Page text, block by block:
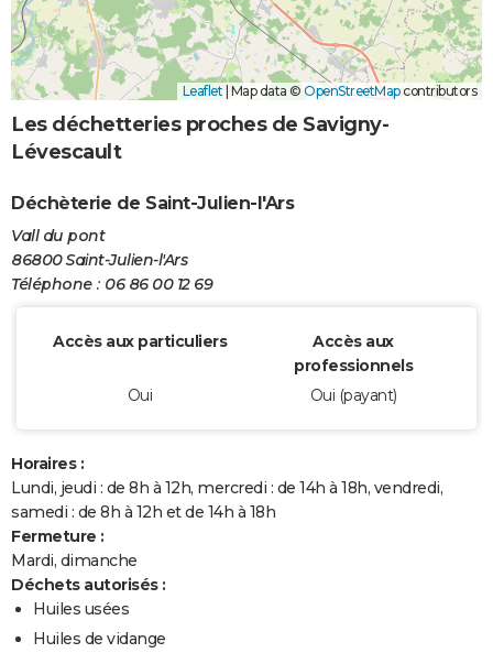
Leaflet Map data © OpenStreetMapcontributors
Les déchetteries proches de Savigny-
Lévescault
Déchèterie de Saint-Julien-l'Ars
Vall du pont
86800 Saint-Julien-l'Ars
Téléphone : 06 86 00 12 69
Accès aux particuliers
Accès aux
professionnels
Oui
Oui (payant)
Horaires :
Lundi, jeudi : de 8h à 12h, mercredi : de 14h à 18h, vendredi,
samedi : de 8h à 12h et de 14h à 18h
Fermeture :
Mardi, dimanche
Déchets autorisés :
Huiles usées
Huiles de vidange